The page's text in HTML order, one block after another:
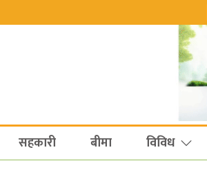
सहकारी बीमा विविध